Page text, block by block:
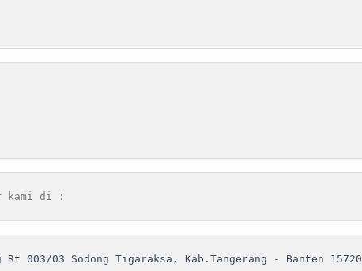
kami di :
003/03 Sodong Tigaraksa, Kab.Tangerang - Banten 15720